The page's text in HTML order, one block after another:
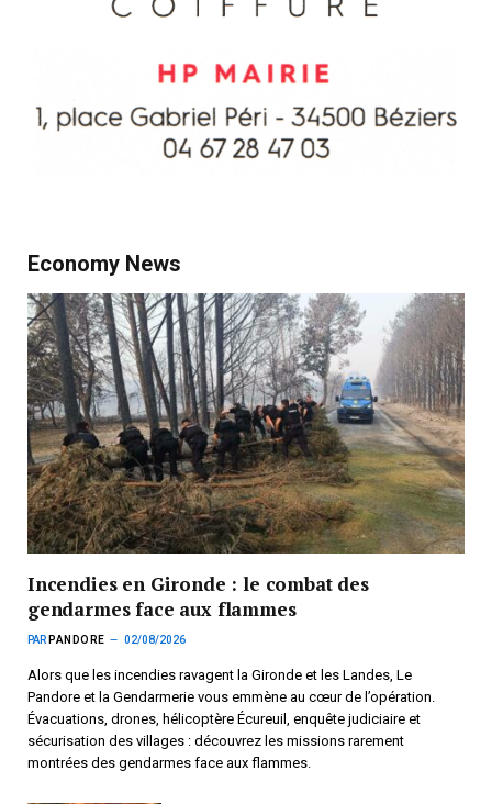
Economy News
Incendies en Gironde : le combat des
gendarmes face aux flammes
PAR PANDORE 02/08/2026
Alors que les incendies ravagent la Gironde et les Landes, Le
Pandore et la Gendarmerie vous emmène au cœur de l’opération.
Évacuations, drones, hélicoptère Écureuil, enquête judiciaire et
sécurisation des villages : découvrez les missions rarement
montrées des gendarmes face aux flammes.